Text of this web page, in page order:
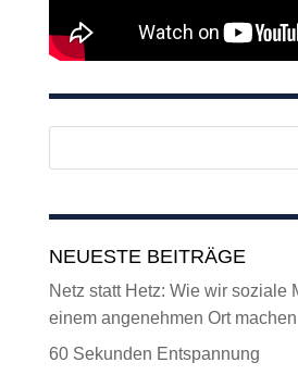
NEUESTE BEITRÄGE
Netz statt Hetz: Wie wir soziale
einem angenehmen Ort machen
60 Sekunden Entspannung